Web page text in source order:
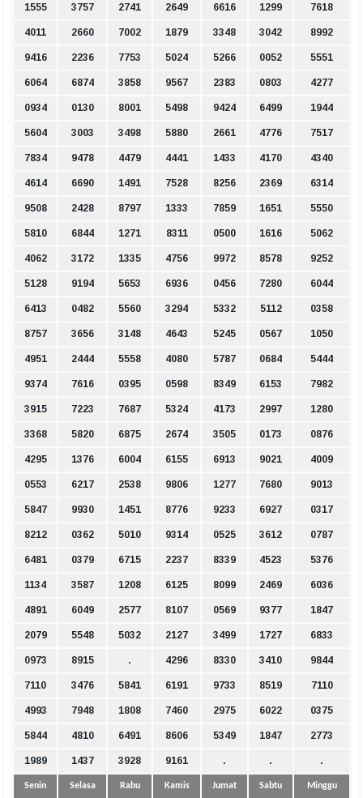
1555 3757 2741 2649 6616 1299 7618
4011 2660 7002 1879 3348 3042 8992
9416 2236 7753 5024 5266 0052 5551
6064 6874 3858 9567 2383 0803 4277
0934 0130 8001 5498 9424 6499 1944
5604 3003 3498 5880 2661 4776 7517
7834 9478 4479 4441 1433 4170 4340
4614 6690 1491 7528 8256 2369 6314
9508 2428 8797 1333 7859 1651 5550
5810 6844 1271 8311 0500 1616 5062
4062 3172 1335 4756 9972 8578 9252
5128 9194 5653 6936 0456 7280 6044
6413 0482 5560 3294 5332 5112 0358
8757 3656 3148 4643 5245 0567 1050
4951 2444 5558 4080 5787 0684 5444
9374 7616 0395 0598 8349 6153 7982
3915 7223 7687 5324 4173 2997 1280
3368 5820 6875 2674 3505 0173 0876
4295 1376 6004 6155 6913 9021 4009
0553 6217 2538 9806 1277 7680 9013
5847 9930 1451 8776 9233 6927 0317
8212 0362 5010 9314 0525 3612 0787
6481 0379 6715 2237 8339 4523 5376
1134 3587 1208 6125 8099 2469 6036
4891 6049 2577 8107 0569 9377 1847
2079 5548 5032 2127 3499 1727 6833
0973 8915 . 4296 8330 3410 9844
7110 3476 5841 6191 9733 8519 7110
4993 7948 1808 7460 2975 6022 0375
5844 4810 6491 8606 5349 1847 2773
1989 1437 3928 9161 . . .
Senin Selasa Rabu Kamis Jumat Sabtu Minggu